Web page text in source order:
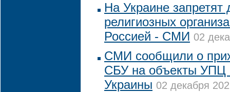
На Украине запретят
религиозных
Россией - СМИ 02
СМИ сообщили о
СБУ на объекты УПЦ
Украины 02 декабря